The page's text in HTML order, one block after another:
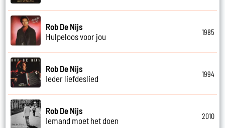
Rob De Nijs
Hulpeloos voor jou
1985
Rob De Nijs
Ieder liefdeslied
1994
Rob De Nijs
Iemand moet het doen
2010